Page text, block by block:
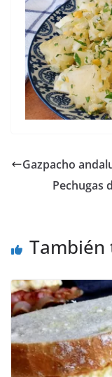
Gazpacho
Pechugas
También